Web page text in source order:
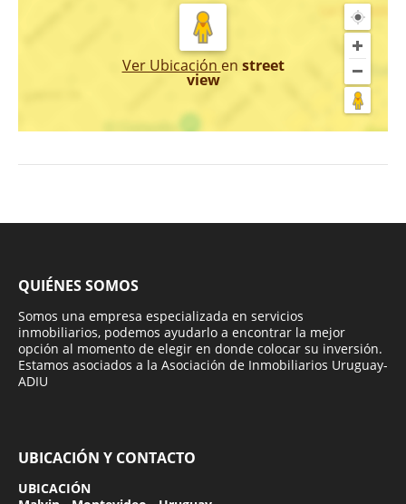
Ver Ubicación en street
view
QUIÉNES SOMOS
Somos una empresa especializada en servicios
inmobiliarios, podemos ayudarlo a encontrar la mejor
opción al momento de elegir en donde colocar su inversión.
Estamos asociados a la Asociación de Inmobiliarios Uruguay-
ADIU
UBICACIÓN Y CONTACTO
UBICACIÓN